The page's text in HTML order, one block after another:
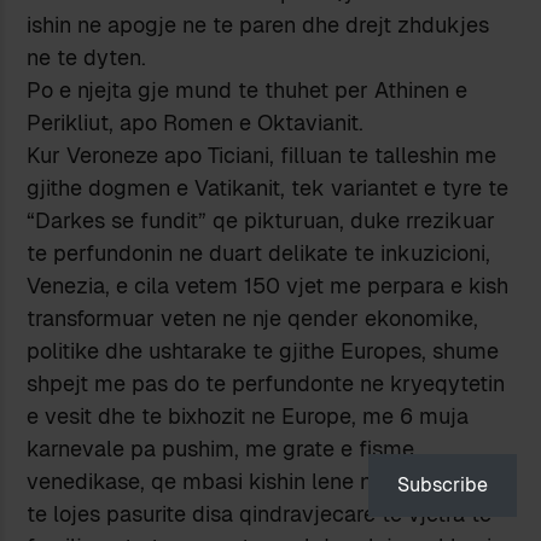
ishin ne apogje ne te paren dhe drejt zhdukjes
ne te dyten.
Po e njejta gje mund te thuhet per Athinen e
Perikliut, apo Romen e Oktavianit.
Kur Veroneze apo Ticiani, filluan te talleshin me
gjithe dogmen e Vatikanit, tek variantet e tyre te
“Darkes se fundit” qe pikturuan, duke rrezikuar
te perfundonin ne duart delikate te inkuzicioni,
Venezia, e cila vetem 150 vjet me perpara e kish
transformuar veten ne nje qender ekonomike,
politike dhe ushtarake te gjithe Europes, shume
shpejt me pas do te perfundonte ne kryeqytetin
e vesit dhe te bixhozit ne Europe, me 6 muja
karnevale pa pushim, me grate e fisme
venedikase, qe mbasi kishin lene neper tavolina
te lojes pasurite disa qindravjecare te vjetra te
Subscribe